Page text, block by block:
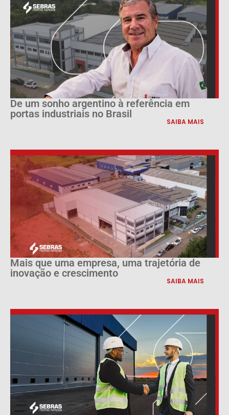
De um sonho argentino à referência em
portas industriais no Brasil
SAIBA MAIS
Mais que uma empresa, uma trajetória de
inovação e crescimento
SAIBA MAIS